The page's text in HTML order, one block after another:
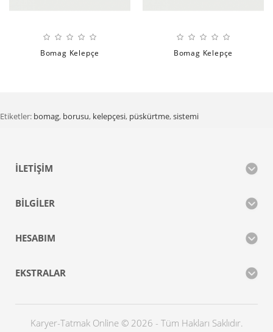
Bomag Kelepçe Bomag Kelepçe
Etiketler: bomag, borusu, kelepçesi, püskürtme,sistemi
İLETIŞIM
BILGILER
HESABIM
EKSTRALAR
Karyer-Tatmak Online © 2026 - Tüm Hakları Saklıdır.